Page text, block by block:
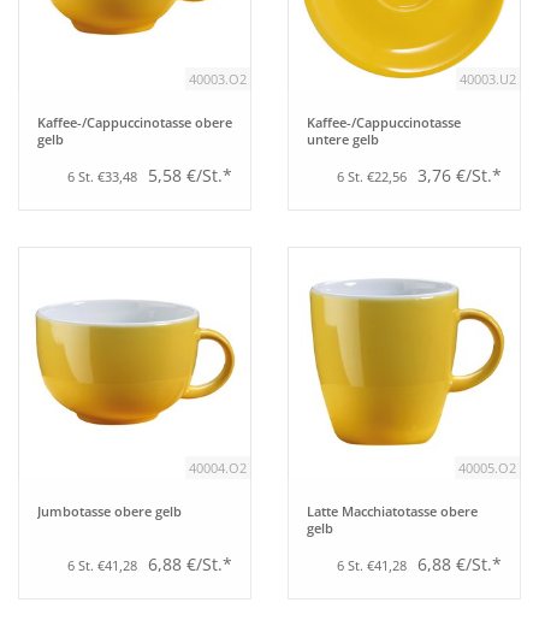
40003.O2
Kaffee-/Cappuccinotasse obere
gelb
6 St. €33,48 5,58 €/St.*
40003.U2
Kaffee-/Cappuccinotasse
untere gelb
6 St. €22,56 3,76 €/St.*
40004.O2
Jumbotasse obere gelb
6 St. €41,28 6,88 €/St.*
40005.O2
Latte Macchiatotasse obere
gelb
6 St. €41,28 6,88 €/St.*